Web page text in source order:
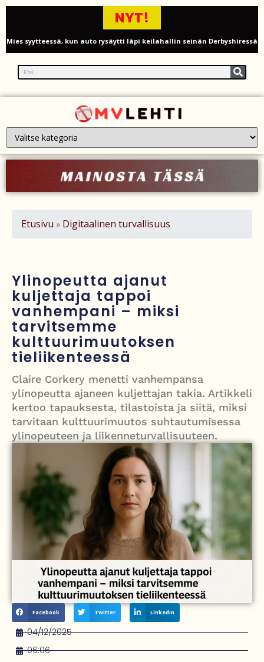
NYT!
Mies syytteessä, kun auto rysäytti läpi keilahallin seinän Derbyshiressä
New Yorkin NBA-mestaruusjuhlat riistäytyivät käsistä – teini ammuttiin
ja busseja sytytettiin tuleen Manhattanilla
Kimi ja Minttu Räikkönen juhlivat 10-vuotishääpäiväänsä – näin F1-
Nigel Farage vaatii ulkomaalaisten sulkemista pois sosiaalisesta
Justin Trudeau puolustautuu kritiikiltä – valitsi Katy Perryn
Turistijuna kaatui Cártaman tapasjuhlilla – 17 loukkaantui Espanjassa
Työläistaustainen kansanedustaja avaa 30-vuotisen taistelunsa
kuukautisterveyden ja endometrioosin hoidon puolesta
PT Vatanen antoi porttikiellon Juhana Tegelbergille – tiukka
välienselvittely PTV Gymillä tallentui videolle
Etusivu » Digitaalinen turvallisuus
Ylinopeutta ajanut
kuljettaja tappoi
vanhempani – miksi
tarvitsemme
kulttuurimuutoksen
tieliikenteessä
Claire Corkery menetti vanhempansa
ylinopeutta ajaneen kuljettajan takia. Artikkeli
kertoo tapauksesta, tilastoista ja siitä, miksi
tarvitaan kulttuurimuutos suhtautumisessa
ylinopeuteen ja liikenneturvallisuuteen.
Facebook Twitter LinkedIn
04/12/2025
06:06